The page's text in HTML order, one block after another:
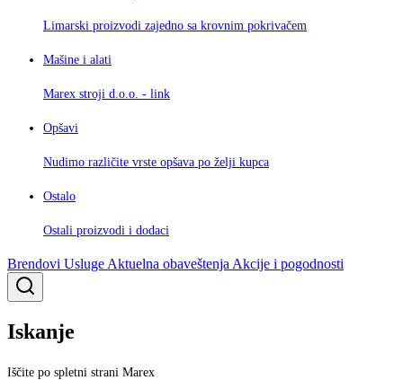
Limarski proizvodi zajedno sa krovnim pokrivačem
Mašine i alati
Marex stroji d.o.o. - link
Opšavi
Nudimo različite vrste opšava po želji kupca
Ostalo
Ostali proizvodi i dodaci
Brendovi Usluge Aktuelna obaveštenja Akcije i pogodnosti
Iskanje
Iščite po spletni strani Marex